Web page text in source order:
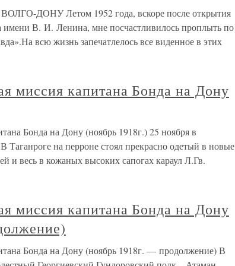
ДОНУ Летом 1952 года, вскоре после открытия
имени В. И. Ленина, мне посчастливилось проплыть по
всю жизнь запечатлелось все виденное в этих
миссия капитана Бонда на Дону
Бонда на Дону (ноябрь 1918г.) 25 ноября в
на перроне стоял прекрасно одетый в новые
и весь в кожаных высоких сапогах караул Л.Гв.
миссия капитана Бонда на Дону
Бонда на Дону (ноябрь 1918г. — продолжение) В